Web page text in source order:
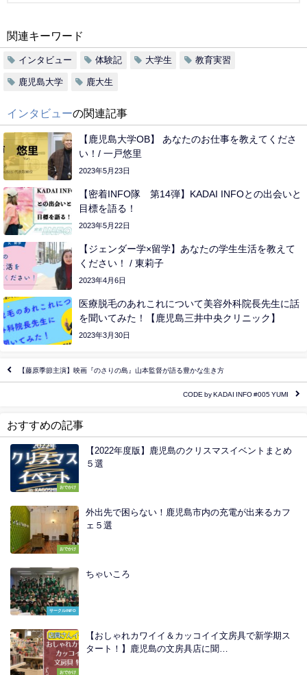
関連キーワード
インタビュー 体験記 大学生 教育実習
鹿児島大学 鹿大生
インタビューの関連記事
【鹿児島大学OB】 あなたのお仕事を教えてくださ
い！/ 一戸悠里
2023年5月23日
【密着INFO隊 第14弾】KADAI INFOとの出会いと
目標を語る！
2023年5月22日
【ジェンダー学×留学】あなたの学生生活を教えて
ください！ / 東莉子
2023年4月6日
医療脱毛のあれこれについて美容外科院長先生に話
を聞いてみた！【鹿児島三井中央クリニック】
2023年3月30日
【藤原季節主演】映画『のさりの島』山本監督が語る豊かな生き方
CODE by KADAI INFO #005 YUMI
おすすめの記事
おでかけ
【2022年度版】鹿児島のクリスマスイベントまとめ
５選
おでかけ
外出先で困らない！鹿児島市内の充電が出来るカフ
ェ５選
サークルINFO
ちゃいころ
おでかけ
【おしゃれカワイイ＆カッコイイ文房具で新学期ス
タート！】鹿児島の文房具店に聞…